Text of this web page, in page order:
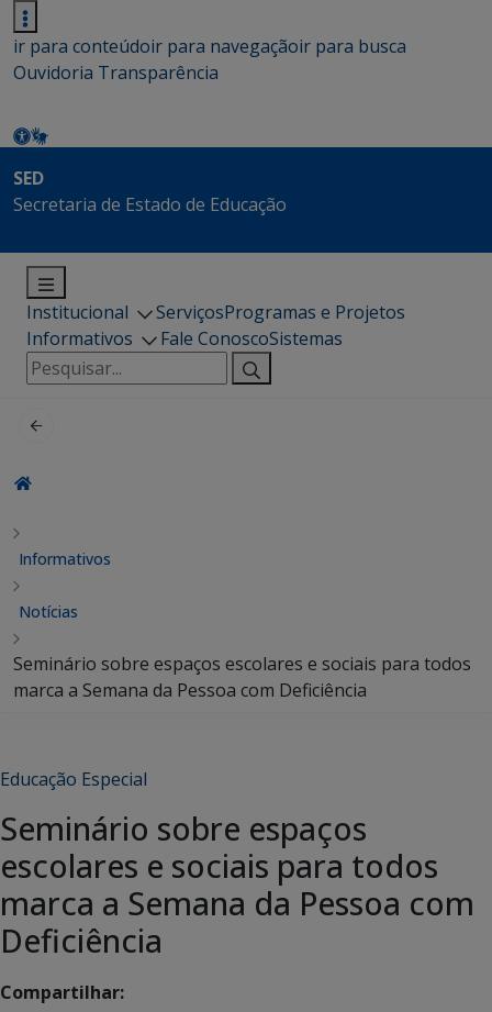
ir para conteúdoir para navegaçãoir para busca
Ouvidoria Transparência
SED
Secretaria de Estado de Educação
Institucional ServiçosProgramas e Projetos
Informativos
Fale ConoscoSistemas
Pesquisar
por:
Informativos
Notícias
Seminário sobre espaços escolares e sociais para todos
marca a Semana da Pessoa com Deficiência
Educação Especial
Seminário sobre espaços
escolares e sociais para todos
marca a Semana da Pessoa com
Deficiência
Compartilhar: